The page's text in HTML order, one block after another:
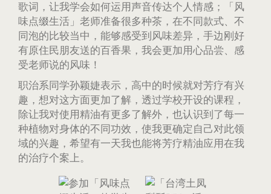
歌词，让我学会如何运用声音传达个人情感；「风
味点缀生活」老师准备很多种茶，在不同款式、不
同泡的比较当中，能够感受到风味差异，手边刚好
有原住民朋友送的百香果，我会更加用心品尝、感
受老师说的风味！
职治系同学孙颖婕表示，高中的时候就对芳疗有兴
趣，想对这方面更加了解，透过学校开设的课程，
除让我对使用精油有更多了解外，也认识到了每一
种植物对身体的不同功效，使我更确定自己对此领
域的兴趣，希望有一天我也能将芳疗精油应用在我
的治疗个案上。